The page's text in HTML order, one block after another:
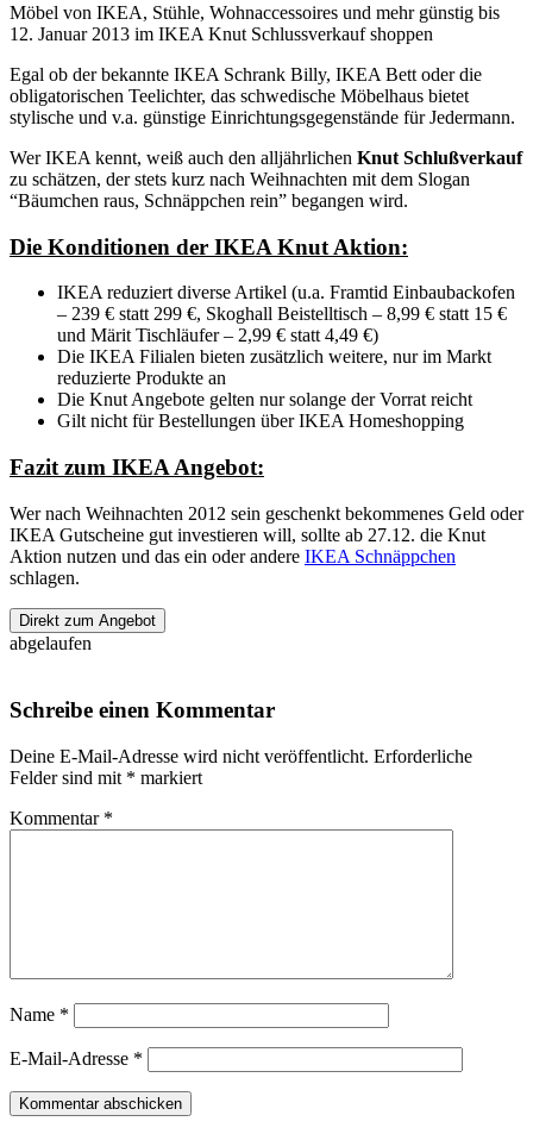
Möbel von IKEA, Stühle, Wohnaccessoires und mehr günstig bis
12. Januar 2013 im IKEA Knut Schlussverkauf shoppen
Egal ob der bekannte IKEA Schrank Billy, IKEA Bett oder die
obligatorischen Teelichter, das schwedische Möbelhaus bietet
stylische und v.a. günstige Einrichtungsgegenstände für Jedermann.
Wer IKEA kennt, weiß auch den alljährlichen Knut Schlußverkauf
zu schätzen, der stets kurz nach Weihnachten mit dem Slogan
“Bäumchen raus, Schnäppchen rein” begangen wird.
Die Konditionen der IKEA Knut Aktion:
IKEA reduziert diverse Artikel (u.a. Framtid Einbaubackofen
– 239 € statt 299 €, Skoghall Beistelltisch – 8,99 € statt 15 €
und Märit Tischläufer – 2,99 € statt 4,49 €)
Die IKEA Filialen bieten zusätzlich weitere, nur im Markt
reduzierte Produkte an
Die Knut Angebote gelten nur solange der Vorrat reicht
Gilt nicht für Bestellungen über IKEA Homeshopping
Fazit zum IKEA Angebot:
Wer nach Weihnachten 2012 sein geschenkt bekommenes Geld oder
IKEA Gutscheine gut investieren will, sollte ab 27.12. die Knut
Aktion nutzen und das ein oder andere IKEA Schnäppchen
schlagen.
Direkt zum Angebot
abgelaufen
Schreibe einen Kommentar
Deine E-Mail-Adresse wird nicht veröffentlicht. Erforderliche
Felder sind mit * markiert
Kommentar *
Name *
E-Mail-Adresse *